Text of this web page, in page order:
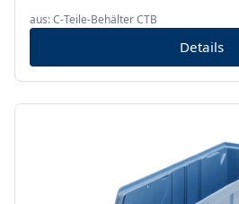
aus: C-Teile-Behälter CTB
Details